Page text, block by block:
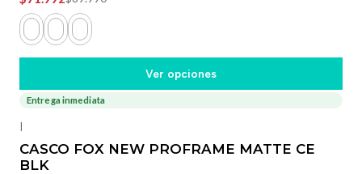
Ver opciones
Entrega inmediata
|
CASCO FOX NEW PROFRAME MATTE CE
BLK